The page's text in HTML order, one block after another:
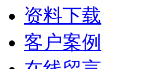
资料下载
客户案例